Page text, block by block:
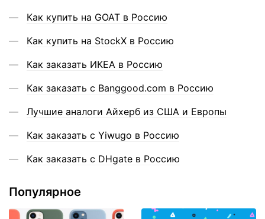
Как купить на GOAT в Россию
Как купить на StockX в Россию
Как заказать ИКЕА в Россию
Как заказать с Banggood.com в Россию
Лучшие аналоги Айхерб из США и Европы
Как заказать с Yiwugo в Россию
Как заказать с DHgate в Россию
Популярное